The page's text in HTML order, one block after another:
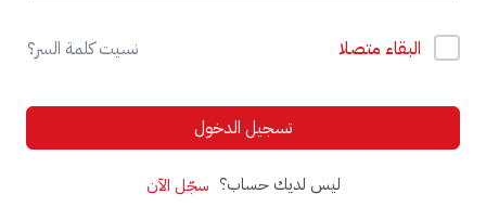
البقاء متصلا نسيت كلمة السر؟
تسجيل الدخول
ليس لديك حساب؟ سجّل الآن